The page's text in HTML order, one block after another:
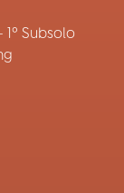
Subsolo